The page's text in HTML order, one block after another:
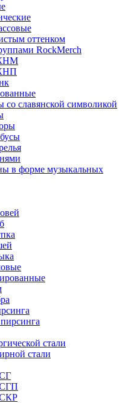
оттенком
RockMerch
со славянской символикой
в форме музыкальных
стали
стали
СГП
СКР